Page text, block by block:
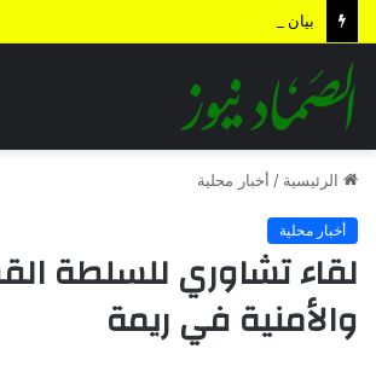
الرئيسية / أخبار محلية
أخبار محلية
لقاء تشاوري للسلطة
والأمنية في ريمة